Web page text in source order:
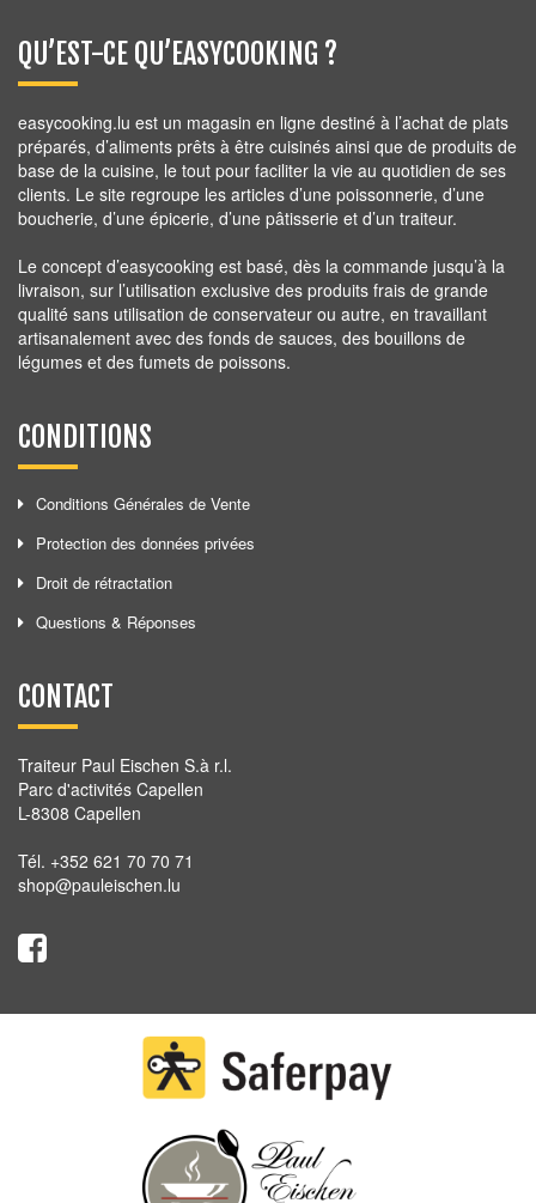
QU’EST-CE QU’EASYCOOKING ?
easycooking.lu est un magasin en ligne destiné à l’achat de plats
préparés, d’aliments prêts à être cuisinés ainsi que de produits de
base de la cuisine, le tout pour faciliter la vie au quotidien de ses
clients. Le site regroupe les articles d’une poissonnerie, d’une
boucherie, d’une épicerie, d’une pâtisserie et d’un traiteur.
Le concept d’easycooking est basé, dès la commande jusqu’à la
livraison, sur l’utilisation exclusive des produits frais de grande
qualité sans utilisation de conservateur ou autre, en travaillant
artisanalement avec des fonds de sauces, des bouillons de
légumes et des fumets de poissons.
CONDITIONS
Conditions Générales de Vente
Protection des données privées
Droit de rétractation
Questions & Réponses
CONTACT
Traiteur Paul Eischen S.à r.l.
Parc d'activités Capellen
L-8308 Capellen
Tél. +352 621 70 70 71
shop@pauleischen.lu